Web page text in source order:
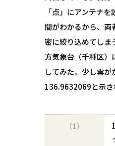
「点」にアンテナ
間がわかるから、両
密に絞り込めてしま
方気象台（千種区
してみた。少し雲
136.9632069と示さ
（1）